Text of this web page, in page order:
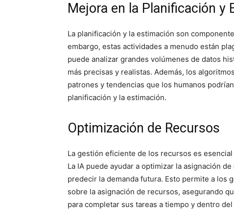
Mejora en la Planificación y
La planificación y la estimación son
embargo, estas actividades a menudo están
puede analizar grandes volúmenes de datos
más precisas y realistas. Además, los
patrones y tendencias que los humanos
planificación y la estimación.
Optimización de Recursos
La gestión eficiente de los recursos es
La IA puede ayudar a optimizar la asignación
predecir la demanda futura. Esto permite a los
sobre la asignación de recursos, asegurando
para completar sus tareas a tiempo y dentro